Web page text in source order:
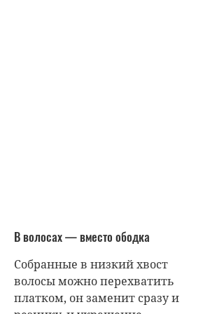
В волосах — вместо ободка
Собранные в низкий хвост
волосы можно перехватить
платком, он заменит сразу и